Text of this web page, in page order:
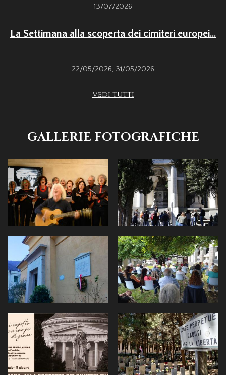
13/07/2026
La Settimana alla scoperta dei cimiteri europei...
22/05/2026, 31/05/2026
Vedi tutti
GALLERIE FOTOGRAFICHE